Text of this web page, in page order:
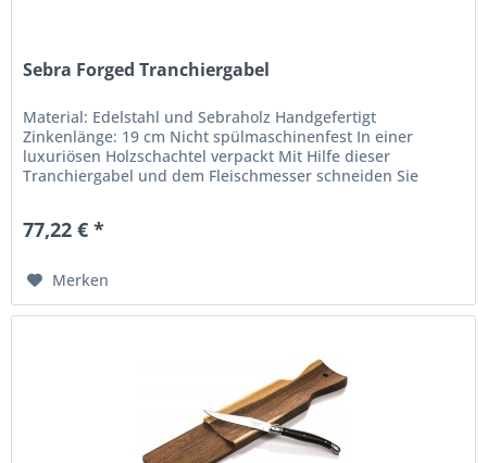
Sebra Forged Tranchiergabel
Material: Edelstahl und Sebraholz Handgefertigt
Zinkenlänge: 19 cm Nicht spülmaschinenfest In einer
luxuriösen Holzschachtel verpackt Mit Hilfe dieser
Tranchiergabel und dem Fleischmesser schneiden Sie
77,22 € *
Merken